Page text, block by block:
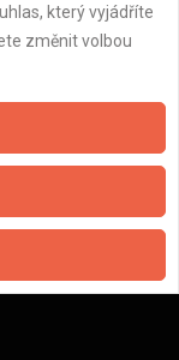
který vyjádříte
změnit volbou